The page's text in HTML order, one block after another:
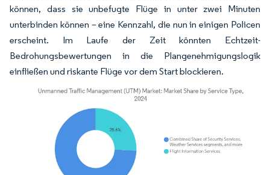
können, dass sie unbefugte Flüge in unter zwei Minuten
unterbinden können – eine Kennzahl, die nun in einigen Policen
erscheint. Im Laufe der Zeit könnten Echtzeit-
Bedrohungsbewertungen in die Plangenehmigungslogik
einfließen und riskante Flüge vor dem Start blockieren.